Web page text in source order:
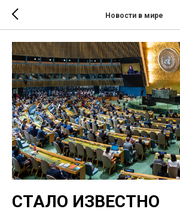
Новости в мире
СТАЛО ИЗВЕСТНО